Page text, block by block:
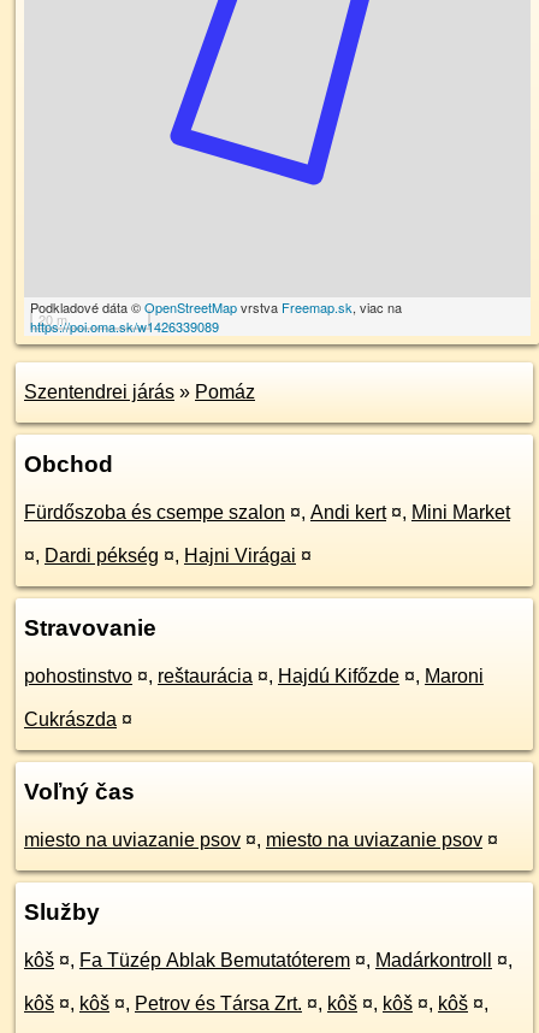
20 m
Podkladové dáta ©OpenStreetMapvrstva Freemap.sk, viac na
https://poi.oma.sk/w1426339089
Szentendrei járás » Pomáz
Obchod
Fürdőszoba és csempe szalon ¤, Andi kert ¤, Mini Market
¤, Dardi pékség ¤, Hajni Virágai ¤
Stravovanie
pohostinstvo ¤, reštaurácia ¤, Hajdú Kifőzde ¤, Maroni
Cukrászda ¤
Voľný čas
miesto na uviazanie psov ¤, miesto na uviazanie psov ¤
Služby
kôš ¤, Fa Tüzép Ablak Bemutatóterem ¤, Madárkontroll ¤,
kôš ¤, kôš ¤, Petrov és Társa Zrt. ¤, kôš ¤, kôš ¤, kôš ¤,